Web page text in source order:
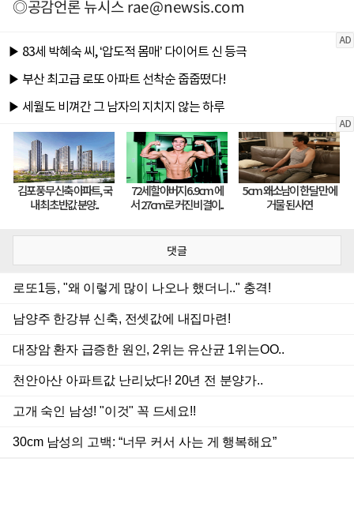
◎공감언론 뉴시스rae@newsis.com
댓글